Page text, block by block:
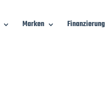
Marken Finanzierung